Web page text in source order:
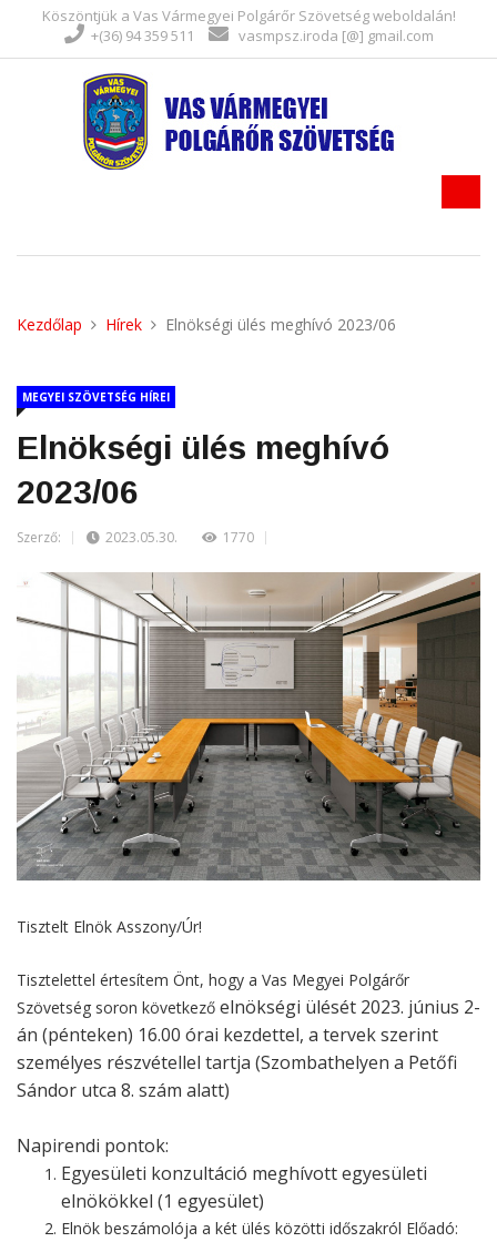
Köszöntjük a Vas Vármegyei Polgárőr Szövetség weboldalán!
+(36) 94 359 511
vasmpsz.iroda [@] gmail.com
Kezdőlap Hírek Elnökségi ülés meghívó 2023/06
MEGYEI SZÖVETSÉG HÍREI
Elnökségi ülés meghívó
2023/06
Szerző: 2023.05.30. 1770
Tisztelt Elnök Asszony/Úr!
Tisztelettel értesítem Önt, hogy a Vas Megyei Polgárőr
Szövetség soron következő elnökségi ülését 2023. június 2-
án (pénteken) 16.00 órai kezdettel, a tervek szerint
személyes részvétellel tartja (Szombathelyen a Petőfi
Sándor utca 8. szám alatt)
Napirendi pontok:
Egyesületi konzultáció meghívott egyesületi
elnökökkel (1 egyesület)
Elnök beszámolója a két ülés közötti időszakról Előadó: